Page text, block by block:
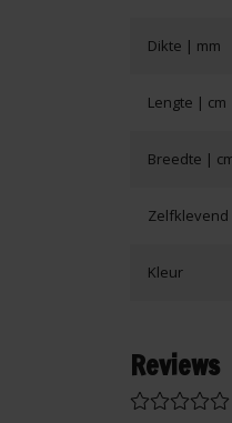
Dikte | mm
Lengte | cm
Breedte |
Zelfklevend
Kleur
Reviews